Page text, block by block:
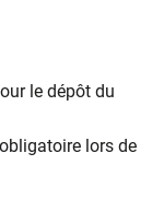
le dépôt du
lors de